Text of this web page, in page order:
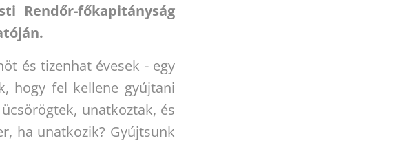
Rendőr-főkapitányság
és tizenhat évesek - egy
hogy fel kellene gyújtani
unatkoztak, és
ha unatkozik? Gyújtsunk